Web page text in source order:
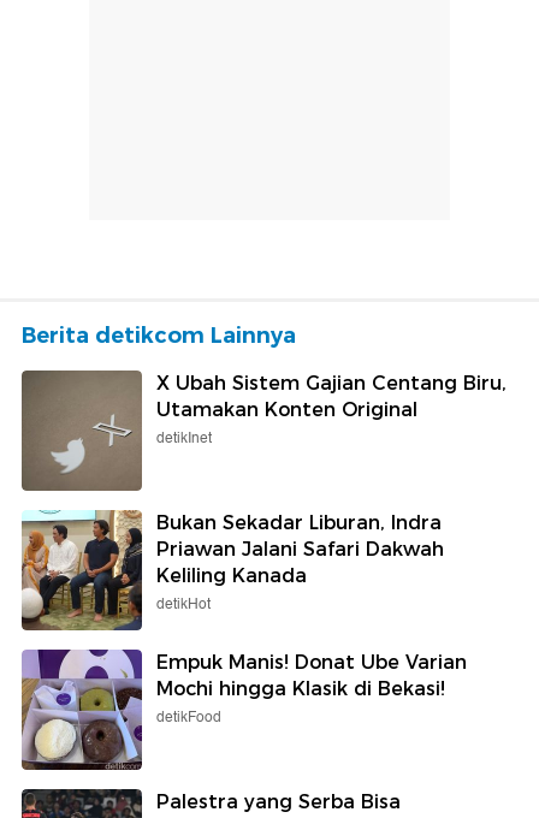
Berita detikcom Lainnya
X Ubah Sistem Gajian Centang Biru,
Utamakan Konten Original
detikInet
Bukan Sekadar Liburan, Indra
Priawan Jalani Safari Dakwah
Keliling Kanada
detikHot
Empuk Manis! Donat Ube Varian
Mochi hingga Klasik di Bekasi!
detikFood
Palestra yang Serba Bisa